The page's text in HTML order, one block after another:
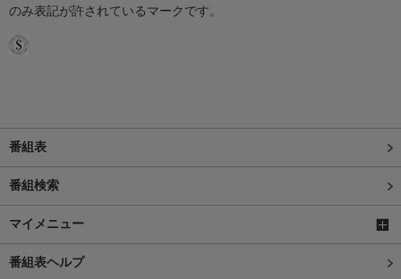
のみ表記が許されているマークです。
番組表
番組検索
マイメニュー
番組表ヘルプ